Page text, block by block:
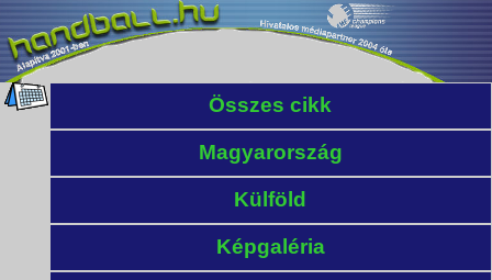
Összes cikk
Magyarország
Külföld
Képgaléria